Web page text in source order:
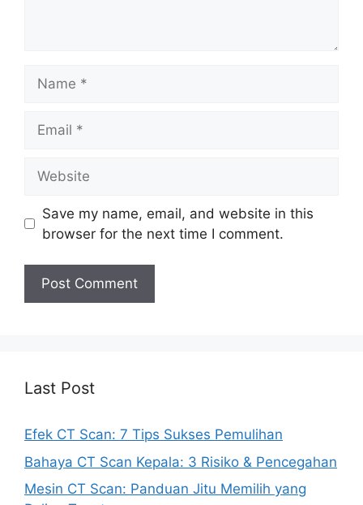
Save my name, email, and website in this
browser for the next time I comment.
Last Post
Efek CT Scan: 7 Tips Sukses Pemulihan
Bahaya CT Scan Kepala: 3 Risiko & Pencegahan
Mesin CT Scan: Panduan Jitu Memilih yang